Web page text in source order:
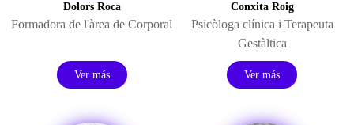
Dolors Roca
Formadora de l'àrea de Corporal
Ver más
Conxita Roig
Psicòloga clínica i Terapeuta
Gestàltica
Ver más